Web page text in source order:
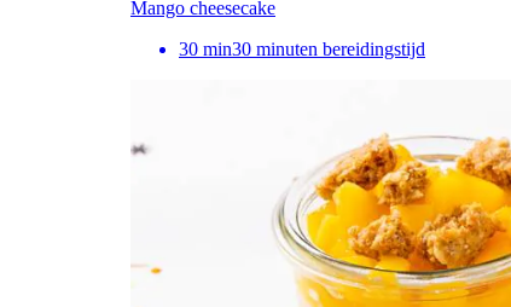
Mango cheesecake
30 min30 minuten bereidingstijd